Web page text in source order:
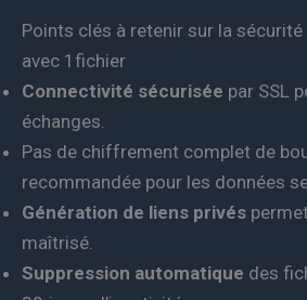
Points clés à retenir sur la
avec 1fichier
Connectivité sécurisée par SSL
échanges.
Pas de chiffrement complet de
recommandée pour les données
Génération de liens privés
maîtrisé.
Suppression automatique des